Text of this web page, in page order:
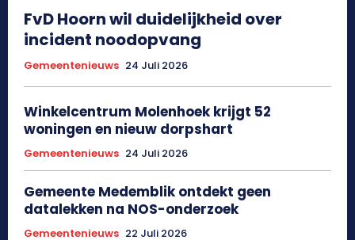
FvD Hoorn wil duidelijkheid over
incident noodopvang
Gemeentenieuws 24 Juli 2026
Winkelcentrum Molenhoek krijgt 52
woningen en nieuw dorpshart
Gemeentenieuws 24 Juli 2026
Gemeente Medemblik ontdekt geen
datalekken na NOS-onderzoek
Gemeentenieuws 22 Juli 2026